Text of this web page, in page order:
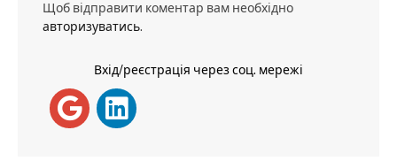
Щоб відправити коментар вам необхідно
авторизуватись.
Вхід/реєстрація через соц. мережі